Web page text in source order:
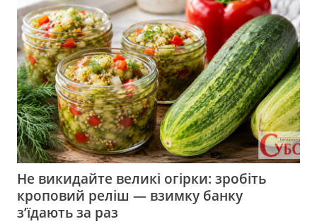
Не викидайте великі огірки: зробіть
кроповий реліш — взимку банку
з’їдають за раз